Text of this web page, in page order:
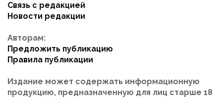
Связь с редакцией
Новости редакции
Авторам:
Предложить публикацию
Правила публикации
Издание может содержать информационную
продукцию, предназначенную для лиц старше 18